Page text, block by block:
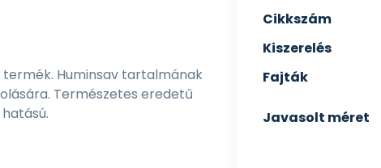
Huminsav tartalmának
Természetes eredetű
Cikkszám
Kiszerelés
Fajták
Javasolt méret